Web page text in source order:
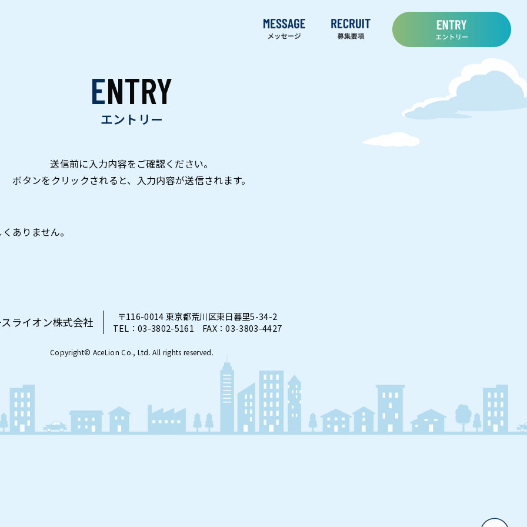
ENTRY
エントリー
送信前に入力内容をご確認ください。
ボタンをクリックされると、入力内容が送信されます。
ありません。
ライオン株式会社
〒116-0014 東京都荒川区東日暮里5-34-2
TEL：03-3802-5161 FAX：03-3803-4427
Copyright© AceLion Co., Ltd. All rights reserved.